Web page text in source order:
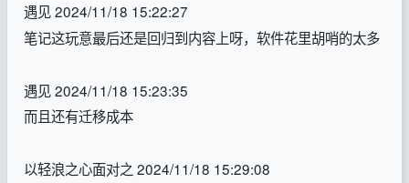
遇见 2024/11/18 15:22:27
笔记这玩意最后还是回归到内容上呀，软件花里胡哨的太多
遇见 2024/11/18 15:23:35
而且还有迁移成本
以轻浪之心面对之 2024/11/18 15:29:08